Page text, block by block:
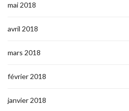
mai 2018
avril 2018
mars 2018
février 2018
janvier 2018